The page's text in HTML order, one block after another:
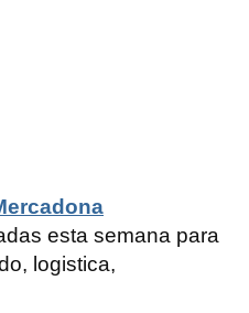
esta semana para
logistica,